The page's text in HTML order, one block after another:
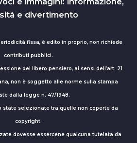
e divertimento
fissa, è edito in proprio, non richiede
contributi pubblici.
del libero pensiero, ai sensi dell’art. 21
non è soggetto alle norme sulla stampa
dalla legge n. 47/1948.
state selezionate tra quelle non coperte da
copyright.
dovesse essercene qualcuna tutelata da